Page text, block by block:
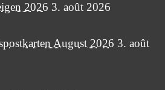
2026 3. août 2026
August 2026 3. août